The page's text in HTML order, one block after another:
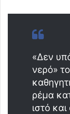
«Δεν
νερό»
ρέμα
ιστό